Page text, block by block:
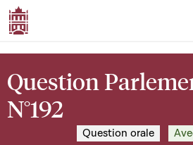
Question
N°192
Question orale